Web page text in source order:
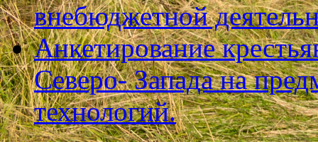
внебюджетной
Анкетирование
Северо- Запада на
технологий.